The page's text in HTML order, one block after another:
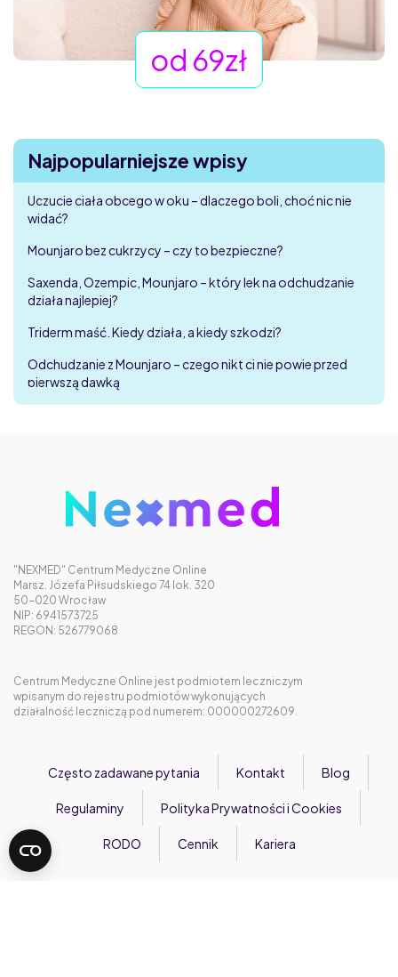
od 69zł
Najpopularniejsze wpisy
Uczucie ciała obcego w oku – dlaczego boli, choć nic nie
widać?
Mounjaro bez cukrzycy – czy to bezpieczne?
Saxenda, Ozempic, Mounjaro – który lek na odchudzanie
działa najlepiej?
Triderm maść. Kiedy działa, a kiedy szkodzi?
Odchudzanie z Mounjaro – czego nikt ci nie powie przed
pierwszą dawką
"NEXMED" Centrum Medyczne Online
Marsz. Józefa Piłsudskiego 74 lok. 320
50-020 Wrocław
NIP: 6941573725
REGON: 526779068
Centrum Medyczne Online jest podmiotem leczniczym
wpisanym do rejestru podmiotów wykonujących
działalność leczniczą pod numerem: 000000272609.
Często zadawane pytania Kontakt Blog
Regulaminy Polityka Prywatności i Cookies
RODO Cennik Kariera